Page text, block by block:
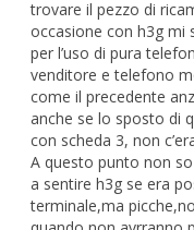
trovare il pezzo di
occasione con h3g mi
per l’uso di pura
venditore e telefono
come il precedente
anche se lo sposto di
con scheda 3, non
A questo punto non
a sentire h3g se era
terminale,ma